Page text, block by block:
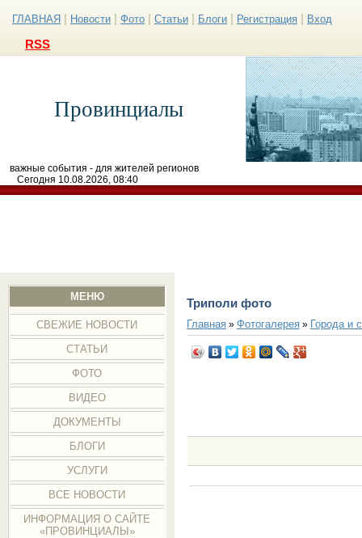
ГЛАВНАЯ Новости Фото Статьи Блоги Регистрация Вход
RSS
Провинциалы
важные события - для жителей регионов
Сегодня 10.08.2026, 08:40
МЕНЮ
СВЕЖИЕ НОВОСТИ
СТАТЬИ
ФОТО
ВИДЕО
ДОКУМЕНТЫ
БЛОГИ
УСЛУГИ
ВСЕ НОВОСТИ
ИНФОРМАЦИЯ О САЙТЕ
«ПРОВИНЦИАЛЫ»
Триполи фото
Главная» Фотогалерея» Города и